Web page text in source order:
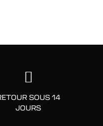
SOUS 14
JOURS